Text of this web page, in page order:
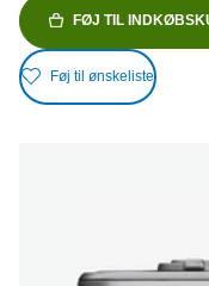
FØJ TIL
Føj til ønskeliste